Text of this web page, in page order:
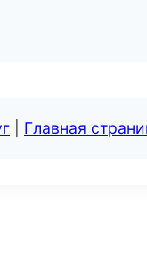
Главная